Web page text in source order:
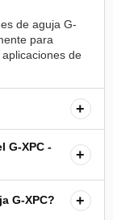
de aguja G-
para
de
+
G-XPC -
+
G-XPC? +